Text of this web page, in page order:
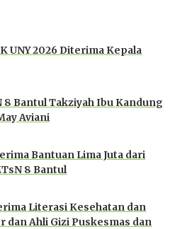
UNY 2026 Diterima Kepala
8 Bantul Takziyah Ibu Kandung
Aviani
Bantuan Lima Juta dari
8 Bantul
Literasi Kesehatan dan
dan Ahli Gizi Puskesmas dan